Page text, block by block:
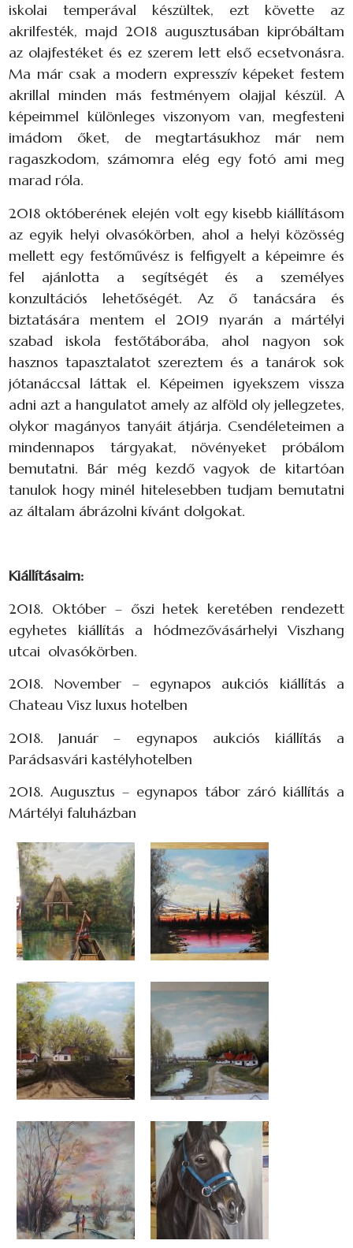
iskolai temperával készültek, ezt követte az
akrilfesték, majd 2018 augusztusában kipróbáltam
az olajfestéket és ez szerem lett első ecsetvonásra.
Ma már csak a modern expresszív képeket festem
akrillal minden más festményem olajjal készül. A
képeimmel különleges viszonyom van, megfesteni
imádom őket, de megtartásukhoz már nem
ragaszkodom, számomra elég egy fotó ami meg
marad róla.
2018 októberének elején volt egy kisebb kiállításom
az egyik helyi olvasókörben, ahol a helyi közösség
mellett egy festőművész is felfigyelt a képeimre és
fel ajánlotta a segítségét és a személyes
konzultációs lehetőségét. Az ő tanácsára és
biztatására mentem el 2019 nyarán a mártélyi
szabad iskola festőtáborába, ahol nagyon sok
hasznos tapasztalatot szereztem és a tanárok sok
jótanáccsal láttak el. Képeimen igyekszem vissza
adni azt a hangulatot amely az alföld oly jellegzetes,
olykor magányos tanyáit átjárja. Csendéleteimen a
mindennapos tárgyakat, növényeket próbálom
bemutatni. Bár még kezdő vagyok de kitartóan
tanulok hogy minél hitelesebben tudjam bemutatni
az általam ábrázolni kívánt dolgokat.
Kiállításaim:
2018. Október – őszi hetek keretében rendezett
egyhetes kiállítás a hódmezővásárhelyi Viszhang
utcai olvasókörben.
2018. November – egynapos aukciós kiállítás a
Chateau Visz luxus hotelben
2018. Január – egynapos aukciós kiállítás a
Parádsasvári kastélyhotelben
2018. Augusztus – egynapos tábor záró kiállítás a
Mártélyi faluházban